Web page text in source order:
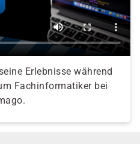
Erlebnisse während
Fachinformatiker bei